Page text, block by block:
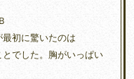
初に驚いたのは
でした。胸がいっぱい